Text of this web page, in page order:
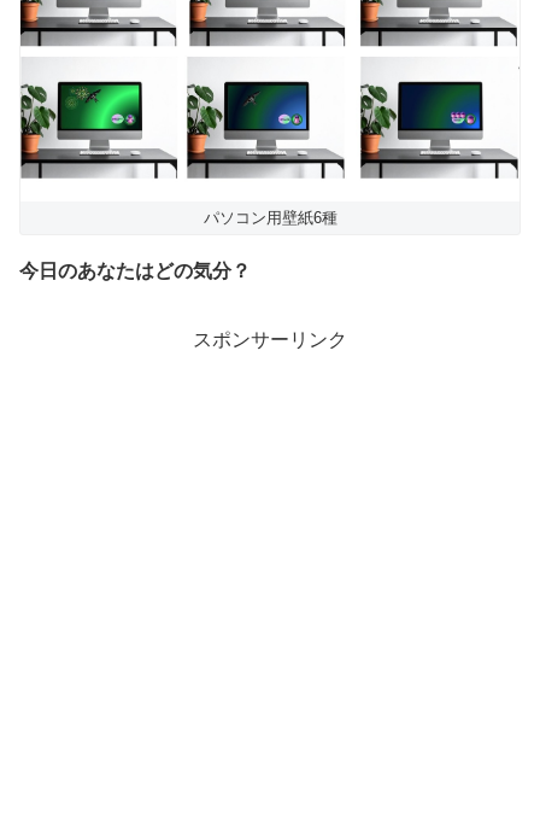
パソコン用壁紙6種
今日のあなたはどの気分？
スポンサーリンク